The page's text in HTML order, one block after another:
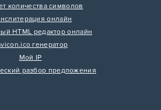
количества символов
онлайн
HTML редактор онлайн
генератор
Мой IP
разбор предложения